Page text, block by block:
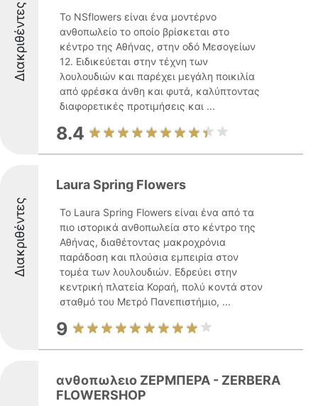
Διακριθέντες
Το NSflowers είναι ένα μοντέρνο
ανθοπωλείο το οποίο βρίσκεται στο
κέντρο της Αθήνας, στην οδό Μεσογείων
12. Ειδικεύεται στην τέχνη των
λουλουδιών και παρέχει μεγάλη ποικιλία
από φρέσκα άνθη και φυτά, καλύπτοντας
διαφορετικές προτιμήσεις και ...
8.4
Διακριθέντες
Laura Spring Flowers
Το Laura Spring Flowers είναι ένα από τα
πιο ιστορικά ανθοπωλεία στο κέντρο της
Αθήνας, διαθέτοντας μακροχρόνια
παράδοση και πλούσια εμπειρία στον
τομέα των λουλουδιών. Εδρεύει στην
κεντρική πλατεία Κοραή, πολύ κοντά στον
σταθμό του Μετρό Πανεπιστήμιο, ...
9
ανθοπωλειο ΖΕΡΜΠΕΡΑ - ZERBERA
FLOWERSHOP